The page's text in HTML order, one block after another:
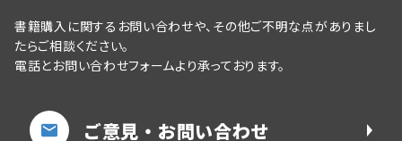
書籍購入に関するお問い合わせや、その他ご不明な点がありまし
たらご相談ください。
電話とお問い合わせフォームより承っております。
ご意見・お問い合わせ